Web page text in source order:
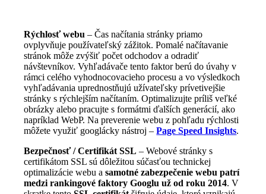
Rýchlosť webu– Čas načítania stránky priamo
ovplyvňuje používateľský zážitok. Pomalé načítavanie
stránok môže zvýšiť počet odchodov a odradiť
návštevníkov. Vyhľadávače tento faktor berú do úvahy v
rámci celého vyhodnocovacieho procesu a vo výsledkoch
vyhľadávania uprednostňujú užívateľsky prívetivejšie
stránky s rýchlejším načítaním. Optimalizujte príliš veľké
obrázky alebo pracujte s formátmi ďalších generácií, ako
napríklad WebP. Na preverenie webu z pohľadu rýchlosti
môžete využiť googlácky nástroj –Page Speed Insights.
Bezpečnosť / Certifikát SSL – Webové stránky s
certifikátom SSL sú dôležitou súčasťou technickej
optimalizácie webu asamotné zabezpečenie webu patrí
medzi rankingové faktory Googlu už od roku 2014. V